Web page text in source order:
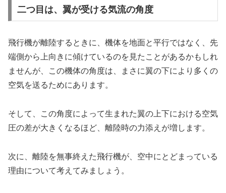
二つ目は、翼が受ける気流の角度
飛行機が離陸するときに、機体を地面と平行ではなく、先
端側から上向きに傾けているのを見たことがあるかもしれ
ませんが、この機体の角度は、まさに翼の下により多くの
空気を送るためにあります。
そして、この角度によって生まれた翼の上下における空気
圧の差が大きくなるほど、離陸時の力添えが増します。
次に、離陸を無事終えた飛行機が、空中にとどまっている
理由について考えてみましょう。